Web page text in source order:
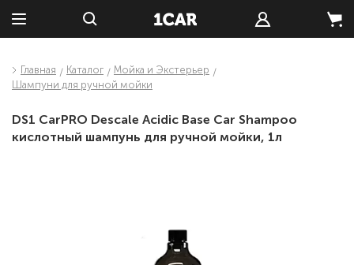
Главная Каталог
Мойка и Экстерьер
Шампуни для ручной мойки
DS1 CarPRO Descale Acidic Base Car Shampoo
кислотный шампунь для ручной мойки, 1л